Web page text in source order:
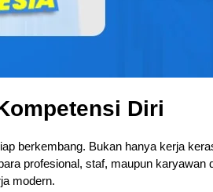
Diri
berkembang. Bukan hanya kerja
profesional, staf, maupun karyawan
modern.